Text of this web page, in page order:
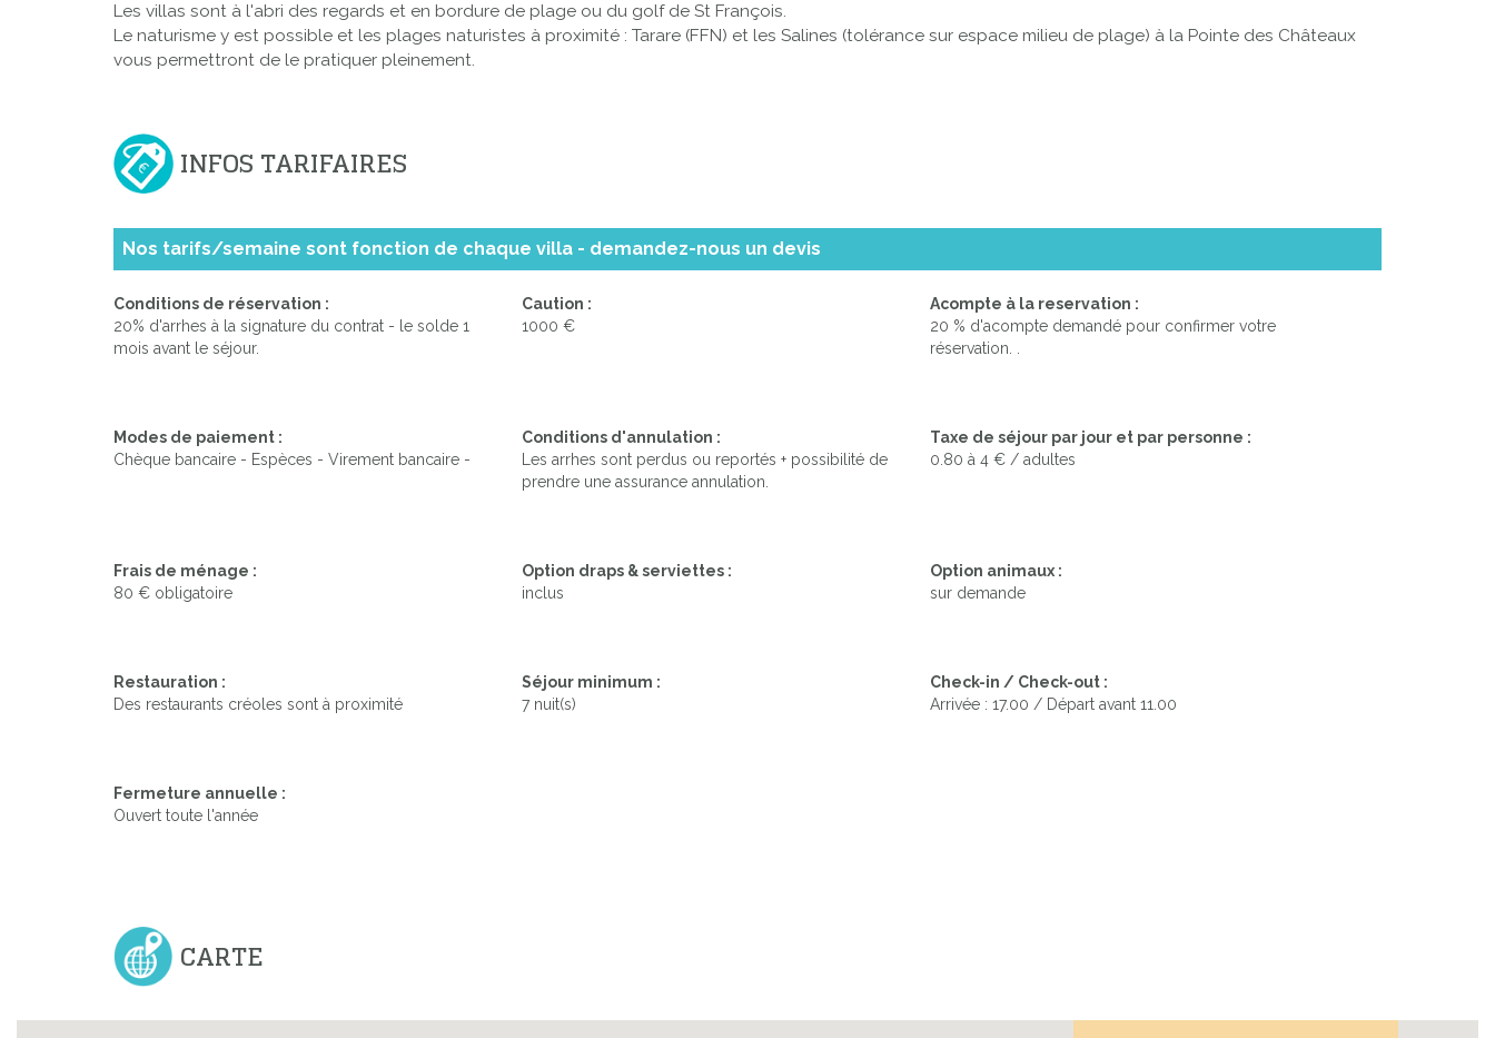
Les villas sont à l'abri des regards et en bordure de plage ou du golf de St François.
Le naturisme y est possible et les plages naturistes à proximité : Tarare (FFN) et les Salines (tolérance sur espace milieu de plage) à la Pointe des Châteaux
vous permettront de le pratiquer pleinement.
INFOS TARIFAIRES
Nos tarifs/semaine sont fonction de chaque villa - demandez-nous un devis
Conditions de réservation :
20% d'arrhes à la signature du contrat - le solde 1
mois avant le séjour.
Caution :
1000 €
Acompte à la reservation :
20 % d'acompte demandé pour confirmer votre
réservation. .
Modes de paiement :
Chèque bancaire - Espèces - Virement bancaire -
Conditions d'annulation :
Les arrhes sont perdus ou reportés + possibilité de
prendre une assurance annulation.
Taxe de séjour par jour et par personne :
0.80 à 4 € / adultes
Frais de ménage :
80 € obligatoire
Option draps & serviettes :
inclus
Option animaux :
sur demande
Restauration :
Des restaurants créoles sont à proximité
Séjour minimum :
7 nuit(s)
Check-in / Check-out :
Arrivée : 17.00 / Départ avant 11.00
Fermeture annuelle :
Ouvert toute l'année
CARTE